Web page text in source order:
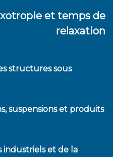
et temps de
relaxation
structures sous
suspensions et produits
industriels et de la